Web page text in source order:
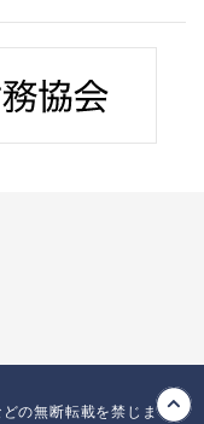
の無断転載を禁じます。